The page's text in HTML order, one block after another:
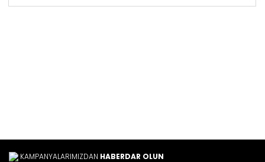
Ürün fiyatı diğer sitelerden daha pahalı.
Bu ürüne benzer farklı alternatifler olmalı.
KAMPANYALARIMIZDAN HABERDAR OLUN